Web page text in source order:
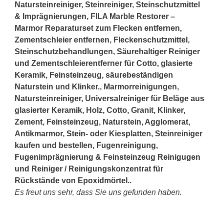
Natursteinreiniger, Steinreiniger, Steinschutzmittel
& Imprägnierungen, FILA Marble Restorer –
Marmor Reparaturset zum Flecken entfernen,
Zementschleier entfernen, Fleckenschutzmittel,
Steinschutzbehandlungen, Säurehaltiger Reiniger
und Zementschleierentferner für Cotto, glasierte
Keramik, Feinsteinzeug, säurebeständigen
Naturstein und Klinker., Marmorreinigungen,
Natursteinreiniger, Universalreiniger für Beläge aus
glasierter Keramik, Holz, Cotto, Granit, Klinker,
Zement, Feinsteinzeug, Naturstein, Agglomerat,
Antikmarmor, Stein- oder Kiesplatten, Steinreiniger
kaufen und bestellen, Fugenreinigung,
Fugenimprägnierung & Feinsteinzeug Reinigugen
und Reiniger / Reinigungskonzentrat für
Rückstände von Epoxidmörtel..
Es freut uns sehr, dass Sie uns gefunden haben.